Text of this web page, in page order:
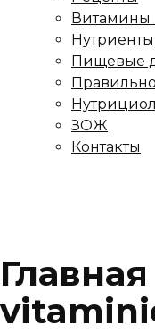
Витамины
Нутриенты
Пищевые
ЗОЖ
Контакты